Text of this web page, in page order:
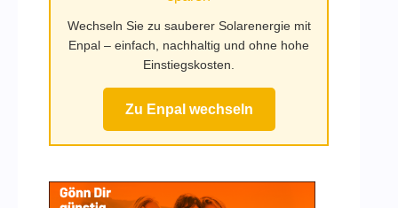
Wechseln Sie zu sauberer Solarenergie mit
Enpal – einfach, nachhaltig und ohne hohe
Einstiegskosten.
Zu Enpal wechseln